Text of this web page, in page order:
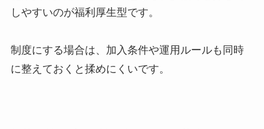
しやすいのが福利厚生型です。
制度にする場合は、加入条件や運用ルールも同時
に整えておくと揉めにくいです。